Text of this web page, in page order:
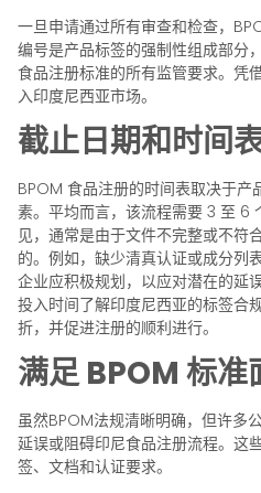
一旦申请通过所有审查和检查，
编号是产品标签的强制性组成部分
食品注册标准的所有监管要求。凭
入印度尼西亚市场。
截止日期和时间
BPOM 食品注册的时间表取决于产
素。平均而言，该流程需要 3 至 6
见，通常是由于文件不完整或不符
的。例如，缺少清真认证或成分列
企业应积极规划，以应对潜在的延
投入时间了解印度尼西亚的标签合
折，并促进注册的顺利进行。
满足 BPOM 标
虽然BPOM法规清晰明确，但许多
延误或阻碍印尼食品注册流程。这
签、文档和认证要求。